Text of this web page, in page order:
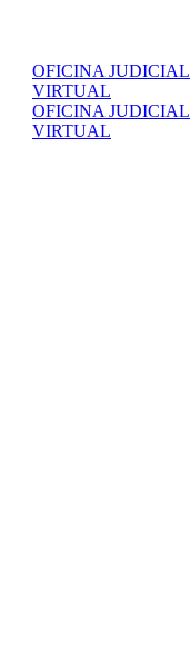
OFICINA JUDICIAL
VIRTUAL
OFICINA JUDICIAL
VIRTUAL